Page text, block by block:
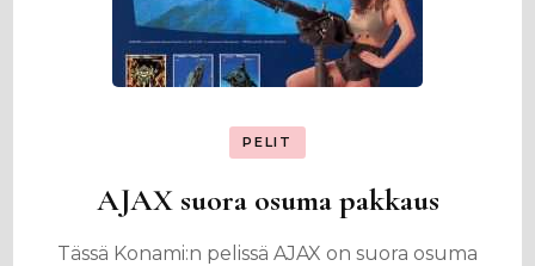
PELIT
AJAX suora osuma pakkaus
Tässä Konami:n pelissä AJAX on suora osuma